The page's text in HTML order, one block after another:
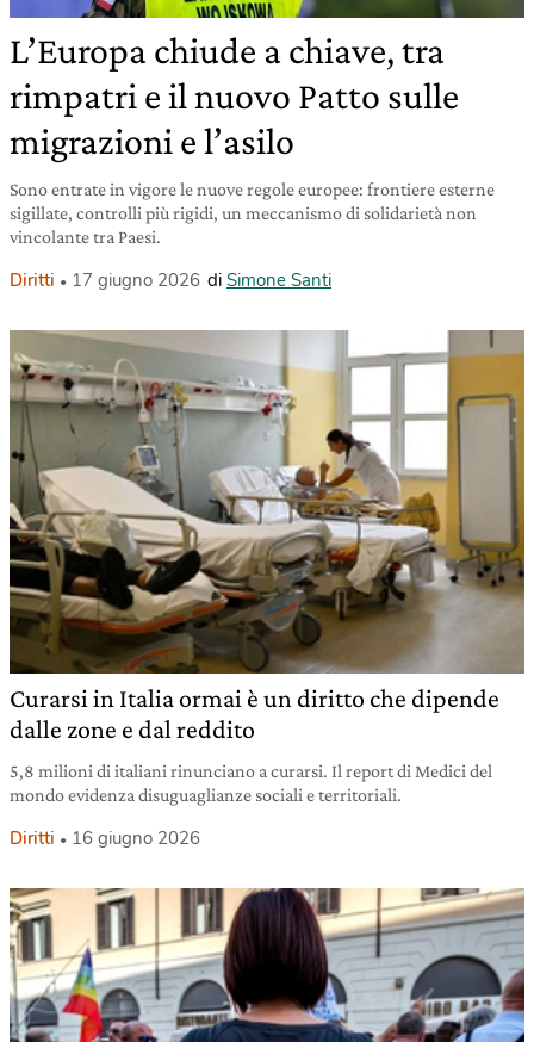
L’Europa chiude a chiave, tra
rimpatri e il nuovo Patto sulle
migrazioni e l’asilo
Sono entrate in vigore le nuove regole europee: frontiere esterne
sigillate, controlli più rigidi, un meccanismo di solidarietà non
vincolante tra Paesi.
Diritti 17 giugno 2026 di Simone Santi
Curarsi in Italia ormai è un diritto che dipende
dalle zone e dal reddito
5,8 milioni di italiani rinunciano a curarsi. Il report di Medici del
mondo evidenza disuguaglianze sociali e territoriali.
Diritti 16 giugno 2026